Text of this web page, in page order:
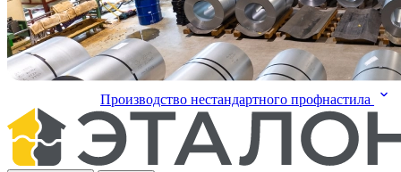
Производство нестандартного профнастила